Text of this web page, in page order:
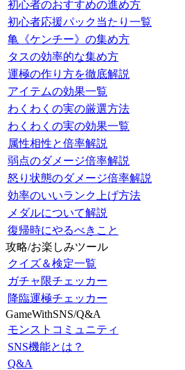
初心者のおすすめの進め方
初心者応援パック当たり一覧
亀《ケンチー》の集め方
タスの効率的な集め方
運極の作り方を徹底解説
アイテムの効果一覧
わくわくの実の厳選方法
わくわくの実の効果一覧
属性相性と倍率解説
弱点のダメージ倍率解説
怒り状態のダメージ倍率解説
効率のいいランク上げ方法
メダルについて解説
復帰時にやるべきこと
攻略/お楽しみツール
クイズ＆検定一覧
ガチャ限チェッカー
降臨運極チェッカー
GameWithSNS/Q&A
モンストコミュニティ
SNS機能とは？
Q&A